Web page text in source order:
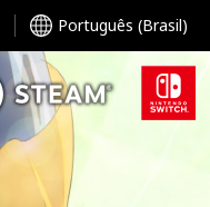
Português (Brasil)